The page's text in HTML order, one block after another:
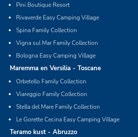
Pini Boutique Resort
Rivaverde Easy Camping Village
Spina Family Collection
Vigna sul Mar Family Collection
Bologna Easy Camping Village
Maremma en Versilia - Toscane
Orbetello Family Collection
Viareggio Family Collection
Stella del Mare Family Collection
Le Gorette Cecina Easy Camping Village
Teramo kust - Abruzzo